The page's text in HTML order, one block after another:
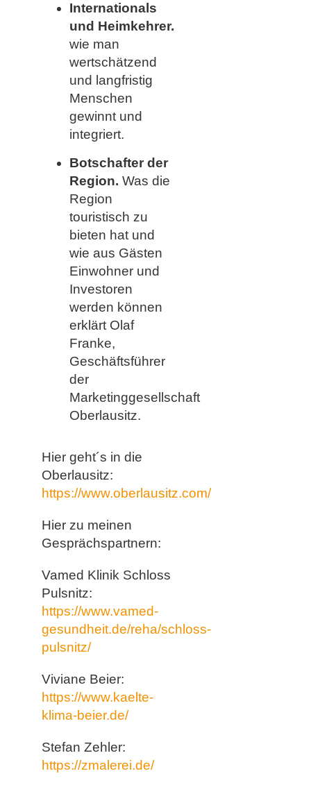
Internationals
und Heimkehrer.
wie man
wertschätzend
und langfristig
Menschen
gewinnt und
integriert.
Botschafter der
Region. Was die
Region
touristisch zu
bieten hat und
wie aus Gästen
Einwohner und
Investoren
werden können
erklärt Olaf
Franke,
Geschäftsführer
der
Marketinggesellschaft
Oberlausitz.
Hier geht´s in die
Oberlausitz:
https://www.oberlausitz.com/
Hier zu meinen
Gesprächspartnern:
Vamed Klinik Schloss
Pulsnitz:
https://www.vamed-
gesundheit.de/reha/schloss-
pulsnitz/
Viviane Beier:
https://www.kaelte-
klima-beier.de/
Stefan Zehler:
https://zmalerei.de/